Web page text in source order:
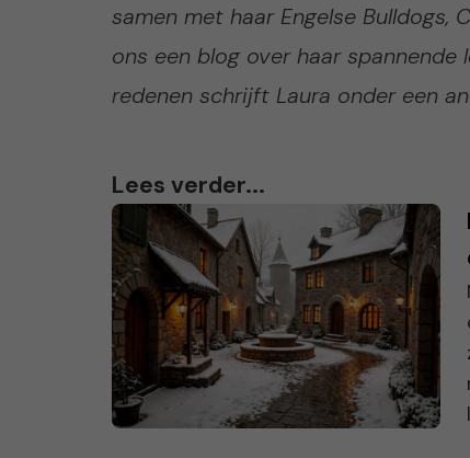
samen met haar Engelse Bulldogs,
ons een blog over haar
redenen schrijft Laura onder een
Lees verder...